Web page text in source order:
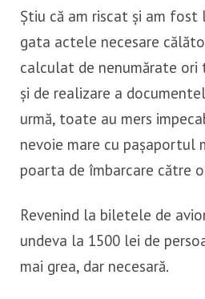
Știu că am riscat și am fost
gata actele necesare
calculat de nenumărate ori
și de realizare a
urmă, toate au mers
nevoie mare cu pașaportul
poarta de îmbarcare către
Revenind la biletele de
undeva la 1500 lei de
mai grea, dar necesară.